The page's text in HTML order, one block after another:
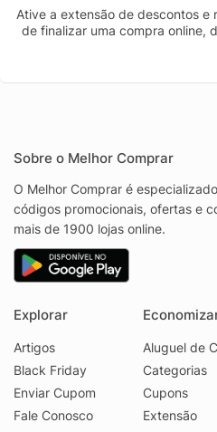
Ative a extensão de descontos e
de finalizar uma compra online,
Sobre o Melhor Comprar
O Melhor Comprar é
códigos promocionais, ofertas e
mais de 1900 lojas online.
Explorar
Artigos
Black Friday
Enviar Cupom
Fale Conosco
Aluguel de
Categorias
Cupons
Extensão